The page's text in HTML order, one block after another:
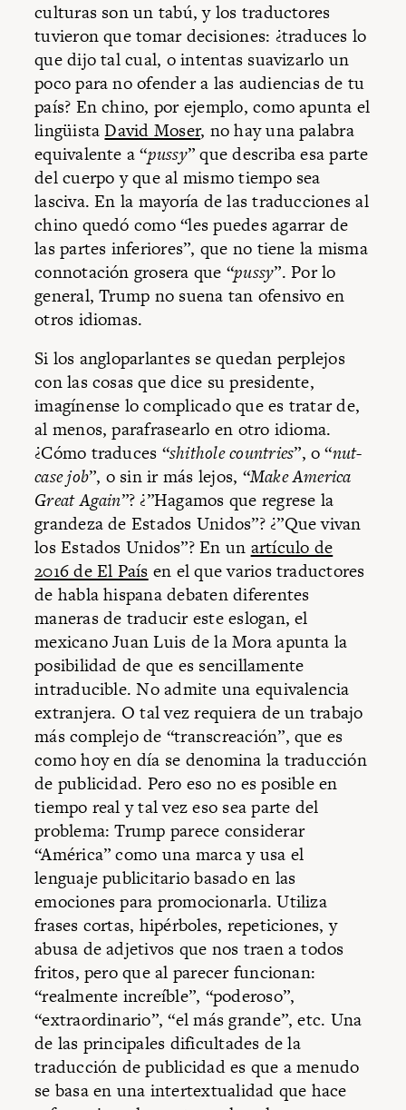
culturas son un tabú, y los traductores
tuvieron que tomar decisiones: ¿traduces lo
que dijo tal cual, o intentas suavizarlo un
poco para no ofender a las audiencias de tu
país? En chino, por ejemplo, como apunta el
lingüistaDavid Moser, no hay una palabra
equivalente a “pussy” que describa esa parte
del cuerpo y que al mismo tiempo sea
lasciva. En la mayoría de las traducciones al
chino quedó como “les puedes agarrar de
las partes inferiores”, que no tiene la misma
connotación grosera que “pussy”. Por lo
general, Trump no suena tan ofensivo en
otros idiomas.
Si los angloparlantes se quedan perplejos
con las cosas que dice su presidente,
imagínense lo complicado que es tratar de,
al menos, parafrasearlo en otro idioma.
¿Cómo traduces “shithole countries”, o “nut-
case job”, o sin ir más lejos, “Make America
Great Again”? ¿”Hagamos que regrese la
grandeza de Estados Unidos”? ¿”Que vivan
los Estados Unidos”? En un artículo de
2016 de El País en el que varios traductores
de habla hispana debaten diferentes
maneras de traducir este eslogan, el
mexicano Juan Luis de la Mora apunta la
posibilidad de que es sencillamente
intraducible. No admite una equivalencia
extranjera. O tal vez requiera de un trabajo
más complejo de “transcreación”, que es
como hoy en día se denomina la traducción
de publicidad. Pero eso no es posible en
tiempo real y tal vez eso sea parte del
problema: Trump parece considerar
“América” como una marca y usa el
lenguaje publicitario basado en las
emociones para promocionarla. Utiliza
frases cortas, hipérboles, repeticiones, y
abusa de adjetivos que nos traen a todos
fritos, pero que al parecer funcionan:
“realmente increíble”, “poderoso”,
“extraordinario”, “el más grande”, etc. Una
de las principales dificultades de la
traducción de publicidad es que a menudo
se basa en una intertextualidad que hace